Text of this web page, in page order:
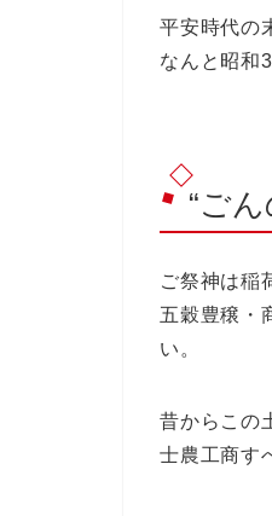
平安時代の
なんと 昭和
“ご
ご祭神は稲
五穀豊穣・
い。
昔からこの
士農工商す